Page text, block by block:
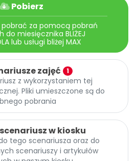
Pobierz
pobrać za pomocą pobrań
do miesięcznika BLIŻEJ
lub usługi bliżej MAX
zajęć 1
z wykorzystaniem tej
Pliki umieszczone są do
pobrania
w kiosku
tego scenariusza oraz do
scenariuszy i artykułów